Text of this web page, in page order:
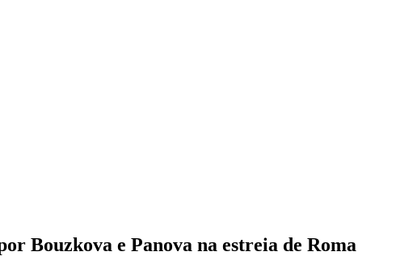
Bouzkova e Panova na estreia de Roma